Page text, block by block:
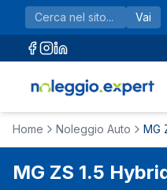
Vai al contenuto principale
Vai
Home Noleggio Auto MG
MG ZS 1.5